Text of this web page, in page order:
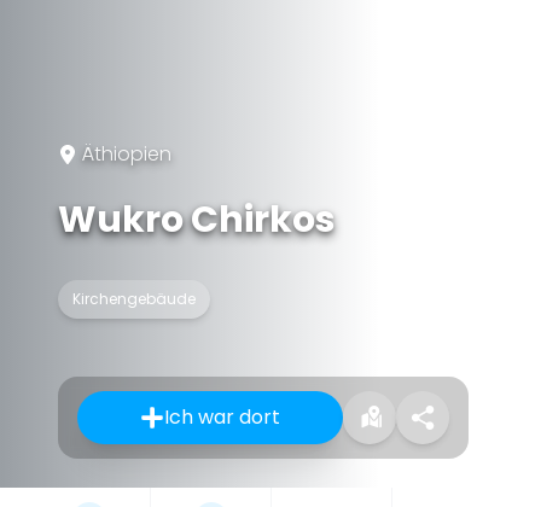
Äthiopien
Wukro Chirkos
Kirchengebäude
Ich war dort